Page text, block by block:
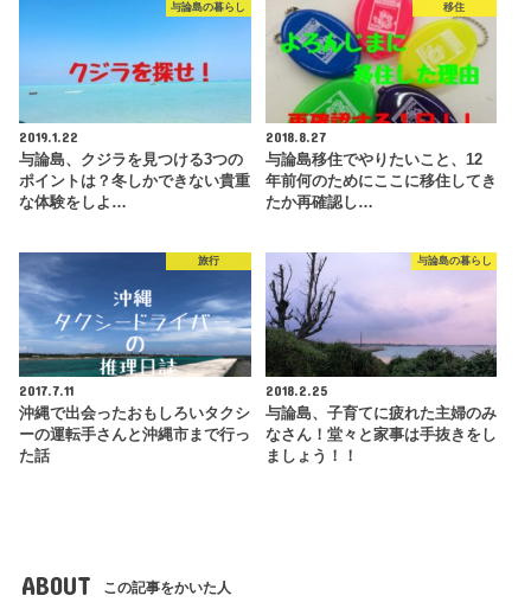
与論島の暮らし
2019.1.22
与論島、クジラを見つける3つの
ポイントは？冬しかできない貴重
な体験をしよ…
移住
2018.8.27
与論島移住でやりたいこと、12
年前何のためにここに移住してき
たか再確認し…
旅行
2017.7.11
沖縄で出会ったおもしろいタクシ
ーの運転手さんと沖縄市まで行っ
た話
与論島の暮らし
2018.2.25
与論島、子育てに疲れた主婦のみ
なさん！堂々と家事は手抜きをし
ましょう！！
ABOUT この記事をかいた人